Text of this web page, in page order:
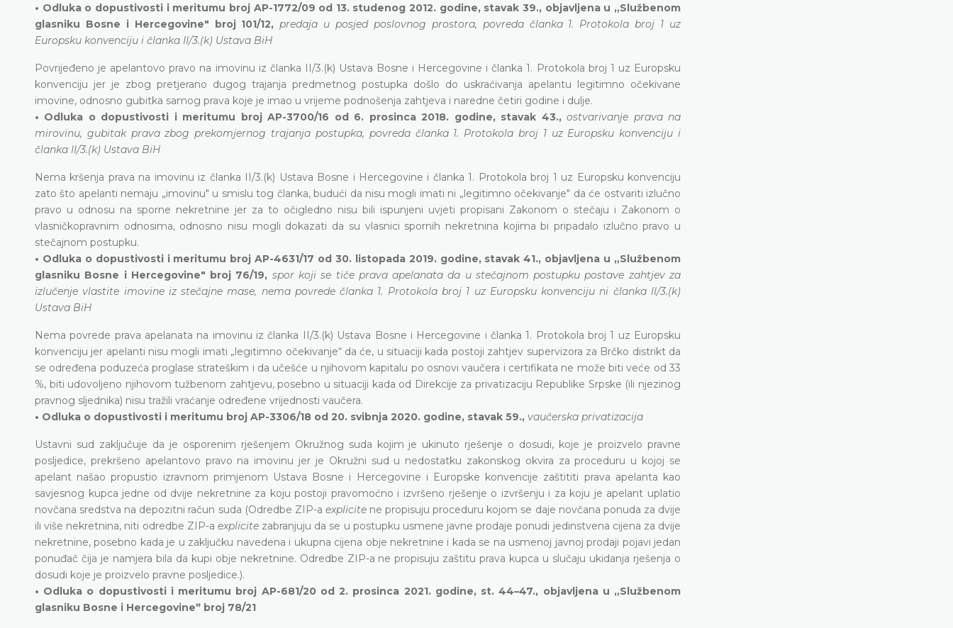
• Odluka o dopustivosti i meritumu broj AP-1772/09 od 13. studenog 2012. godine, stavak 39., objavljena u „Službenom
glasniku Bosne i Hercegovine" broj 101/12, predaja u posjed poslovnog prostora, povreda članka 1. Protokola broj 1 uz
Europsku konvenciju i članka II/3.(k) Ustava BiH
Povrijeđeno je apelantovo pravo na imovinu iz članka II/3.(k) Ustava Bosne i Hercegovine i članka 1. Protokola broj 1 uz Europsku
konvenciju jer je zbog pretjerano dugog trajanja predmetnog postupka došlo do uskraćivanja apelantu legitimno očekivane
imovine, odnosno gubitka samog prava koje je imao u vrijeme podnošenja zahtjeva i naredne četiri godine i dulje.
• Odluka o dopustivosti i meritumu broj AP-3700/16 od 6. prosinca 2018. godine, stavak 43.,ostvarivanje prava na
mirovinu, gubitak prava zbog prekomjernog trajanja postupka, povreda članka 1. Protokola broj 1 uz Europsku konvenciju i
članka II/3.(k) Ustava BiH
Nema kršenja prava na imovinu iz članka II/3.(k) Ustava Bosne i Hercegovine i članka 1. Protokola broj 1 uz Europsku konvenciju
zato što apelanti nemaju „imovinu" u smislu tog članka, budući da nisu mogli imati ni „legitimno očekivanje" da će ostvariti izlučno
pravo u odnosu na sporne nekretnine jer za to očigledno nisu bili ispunjeni uvjeti propisani Zakonom o stečaju i Zakonom o
vlasničkopravnim odnosima, odnosno nisu mogli dokazati da su vlasnici spornih nekretnina kojima bi pripadalo izlučno pravo u
stečajnom postupku.
• Odluka o dopustivosti i meritumu broj AP-4631/17 od 30. listopada 2019. godine, stavak 41., objavljena u „Službenom
glasniku Bosne i Hercegovine" broj 76/19, spor koji se tiče prava apelanata da u stečajnom postupku postave zahtjev za
izlučenje vlastite imovine iz stečajne mase, nema povrede članka 1. Protokola broj 1 uz Europsku konvenciju ni članka II/3.(k)
Ustava BiH
Nema povrede prava apelanata na imovinu iz članka II/3.(k) Ustava Bosne i Hercegovine i članka 1. Protokola broj 1 uz Europsku
konvenciju jer apelanti nisu mogli imati „legitimno očekivanje“ da će, u situaciji kada postoji zahtjev supervizora za Brčko distrikt da
se određena poduzeća proglase strateškim i da učešće u njihovom kapitalu po osnovi vaučera i certifikata ne može biti veće od 33
%, biti udovoljeno njihovom tužbenom zahtjevu, posebno u situaciji kada od Direkcije za privatizaciju Republike Srpske (ili njezinog
pravnog sljednika) nisu tražili vraćanje određene vrijednosti vaučera.
• Odluka o dopustivosti i meritumu broj AP-3306/18 od 20. svibnja 2020. godine, stavak 59., vaučerska privatizacija
Ustavni sud zaključuje da je osporenim rješenjem Okružnog suda kojim je ukinuto rješenje o dosudi, koje je proizvelo pravne
posljedice, prekršeno apelantovo pravo na imovinu jer je Okružni sud u nedostatku zakonskog okvira za proceduru u kojoj se
apelant našao propustio izravnom primjenom Ustava Bosne i Hercegovine i Europske konvencije zaštititi prava apelanta kao
savjesnog kupca jedne od dvije nekretnine za koju postoji pravomoćno i izvršeno rješenje o izvršenju i za koju je apelant uplatio
novčana sredstva na depozitni račun suda (Odredbe ZIP-a explicite ne propisuju proceduru kojom se daje novčana ponuda za dvije
ili više nekretnina, niti odredbe ZIP-a explicite zabranjuju da se u postupku usmene javne prodaje ponudi jedinstvena cijena za dvije
nekretnine, posebno kada je u zaključku navedena i ukupna cijena obje nekretnine i kada se na usmenoj javnoj prodaji pojavi jedan
ponuđač čija je namjera bila da kupi obje nekretnine. Odredbe ZIP-a ne propisuju zaštitu prava kupca u slučaju ukidanja rješenja o
dosudi koje je proizvelo pravne posljedice.).
• Odluka o dopustivosti i meritumu broj AP-681/20 od 2. prosinca 2021. godine, st. 44–47., objavljena u „Službenom
glasniku Bosne i Hercegovineˮ broj 78/21